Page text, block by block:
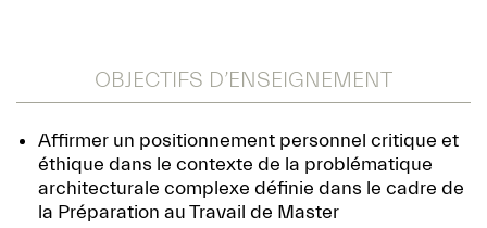
OBJECTIFS D’ENSEIGNEMENT
Affirmer un positionnement personnel critique et
éthique dans le contexte de la problématique
architecturale complexe définie dans le cadre de
la Préparation au Travail de Master